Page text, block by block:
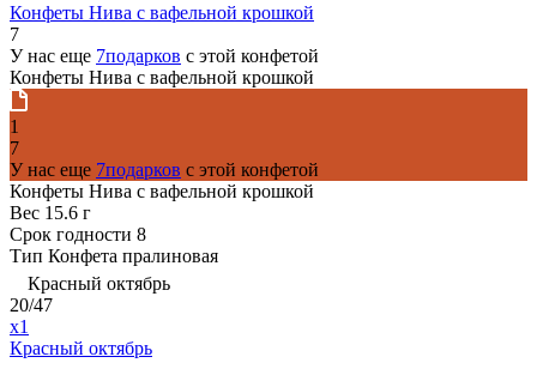
Конфеты Нива с вафельной крошкой
7
У нас еще 7подарков с этой конфетой
Конфеты Нива с вафельной крошкой
1
7
У нас еще 7подарков с этой конфетой
Конфеты Нива с вафельной крошкой
Вес 15.6 г
Срок годности 8
Тип Конфета пралиновая
Красный октябрь
20/47
x1
Красный октябрь